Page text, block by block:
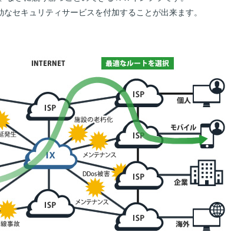
セキュリティサービスを付加することが出来ます。